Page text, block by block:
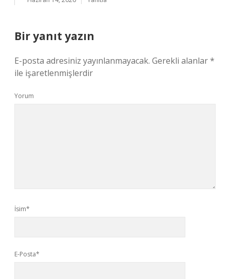
Bir yanıt yazın
E-posta adresiniz yayınlanmayacak. Gerekli alanlar*
ile işaretlenmişlerdir
Yorum
İsim*
E-Posta*